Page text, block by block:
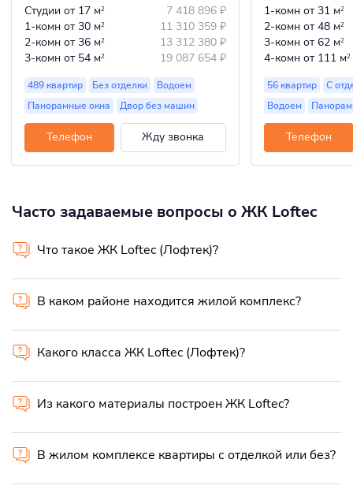
Студии от 17 м2 7 418 896 ₽
1-комн от 30 м2 11 310 359 ₽
2-комн от 36 м2 13 312 380 ₽
3-комн от 54 м2 19 087 654 ₽
489 квартир Без отделки
Водоем
Панорамные окна
Двор без машин
Телефон Жду звонка
1-комн от 31 м2
2-комн от 48 м2
3-комн от 62 м2
4-комн от 111 м2
56 квартир
С
Водоем
Телефон
Часто задаваемые вопросы о ЖК Loftec
Что такое ЖК Loftec (Лофтек)?
В каком районе находится жилой комплекс?
Какого класса ЖК Loftec (Лофтек)?
Из какого материалы построен ЖК Loftec?
В жилом комплексе квартиры с отделкой или без?